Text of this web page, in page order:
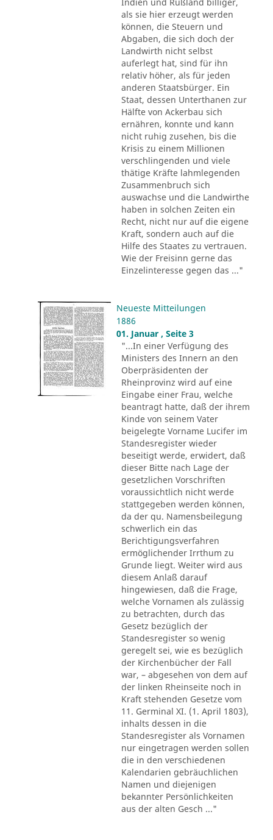
als sie hier erzeugt werden
können, die Steuern und
Abgaben, die sich doch der
Landwirth nicht selbst
auferlegt hat, sind für ihn
relativ höher, als für jeden
anderen Staatsbürger. Ein
Staat, dessen Unterthanen zur
Hälfte von Ackerbau sich
ernähren, konnte und kann
nicht ruhig zusehen, bis die
Krisis zu einem Millionen
verschlingenden und viele
thätige Kräfte lahmlegenden
Zusammenbruch sich
auswachse und die Landwirthe
haben in solchen Zeiten ein
Recht, nicht nur auf die eigene
Kraft, sondern auch auf die
Hilfe des Staates zu vertrauen.
Wie der Freisinn gerne das
Einzelinteresse gegen das ..."
Neueste Mitteilungen
1886
01. Januar , Seite 3
"...In einer Verfügung des
Ministers des Innern an den
Oberpräsidenten der
Rheinprovinz wird auf eine
Eingabe einer Frau, welche
beantragt hatte, daß der ihrem
Kinde von seinem Vater
beigelegte Vorname Lucifer im
Standesregister wieder
beseitigt werde, erwidert, daß
dieser Bitte nach Lage der
gesetzlichen Vorschriften
voraussichtlich nicht werde
stattgegeben werden können,
da der qu. Namensbeilegung
schwerlich ein das
Berichtigungsverfahren
ermöglichender Irrthum zu
Grunde liegt. Weiter wird aus
diesem Anlaß darauf
hingewiesen, daß die Frage,
welche Vornamen als zulässig
zu betrachten, durch das
Gesetz bezüglich der
Standesregister so wenig
geregelt sei, wie es bezüglich
der Kirchenbücher der Fall
war, – abgesehen von dem auf
der linken Rheinseite noch in
Kraft stehenden Gesetze vom
11. Germinal XI. (1. April 1803),
inhalts dessen in die
Standesregister als Vornamen
nur eingetragen werden sollen
die in den verschiedenen
Kalendarien gebräuchlichen
Namen und diejenigen
bekannter Persönlichkeiten
aus der alten Gesch ..."